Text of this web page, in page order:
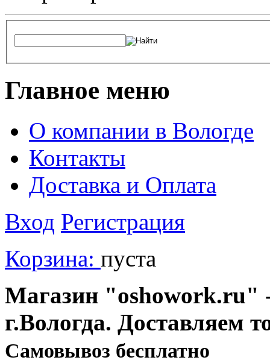
Главное меню
О компании в Вологде
Контакты
Доставка и Оплата
Вход Регистрация
Корзина: пуста
Магазин "oshowork.ru"
г.Вологда. Доставляем
Cамовывоз бесплатно